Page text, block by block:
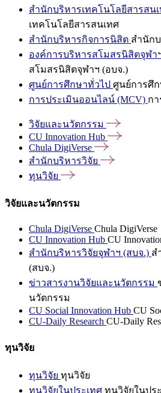
สำนักบริหารเทคโนโลยีสารสน
เทคโนโลยีสารสนเทศ
สำนักบริหารกิจการนิสิต สำนัก
องค์การบริหารสโมสรนิสิตจุฬา
สโมสรนิสิตจุฬาฯ (อบจ.)
ศูนย์การศึกษาทั่วไป ศูนย์การศึ
การประเมินออนไลน์ (MCV) ก
วิจัยและนวัตกรรม
CU Innovation Hub
Chula DigiVerse
สำนักบริหารวิจัย
ทุนวิจัย
วิจัยและนวัตกรรม
Chula DigiVerse Chula DigiVerse
CU Innovation Hub CU
สำนักบริหารวิจัยจุฬาฯ (สบจ.) ส
(สบจ.)
ข่าวสารงานวิจัยและนวัตกรรม
นวัตกรรม
CU Social Innovation Hub CU
CU-Daily Research CU-Daily
ทุนวิจัย
ทุนวิจัย ทุนวิจัย
ทุนวิจัยในประเทศ ทุนวิจัยในปร